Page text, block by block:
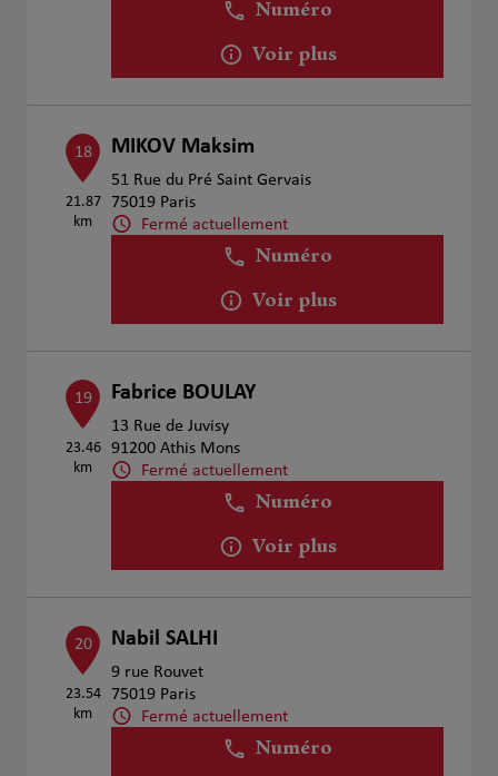
Numéro
Voir plus
18
21.87
km
MIKOV Maksim
51 Rue du Pré Saint Gervais
75019 Paris
Fermé actuellement
Numéro
Voir plus
19
23.46
km
Fabrice BOULAY
13 Rue de Juvisy
91200 Athis Mons
Fermé actuellement
Numéro
Voir plus
20
23.54
km
Nabil SALHI
9 rue Rouvet
75019 Paris
Fermé actuellement
Numéro